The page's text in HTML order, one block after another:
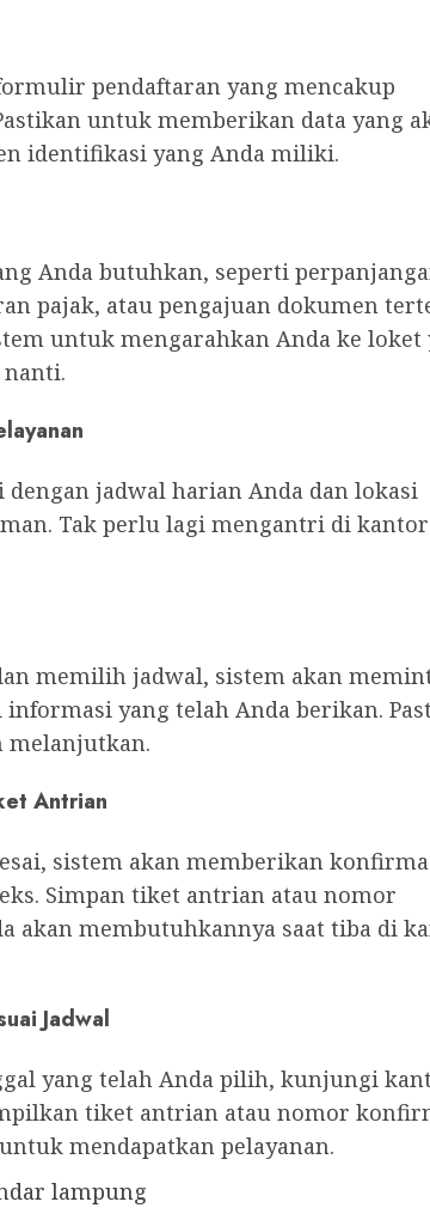
pendaftaran yang mencakup
untuk memberikan data yang
identifikasi yang Anda miliki.
Anda butuhkan, seperti
pajak, atau pengajuan dokumen
untuk mengarahkan Anda ke loket
jadwal harian Anda dan lokasi
Tak perlu lagi mengantri di
memilih jadwal, sistem akan
yang telah Anda berikan.
melanjutkan.
Antrian
sistem akan memberikan
Simpan tiket antrian atau nomor
akan membutuhkannya saat tiba di
Jadwal
yang telah Anda pilih, kunjungi
tiket antrian atau nomor
mendapatkan pelayanan.
lampung